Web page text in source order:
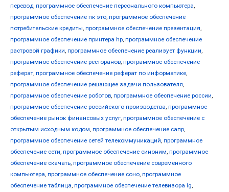
перевод, программное обеспечение персонального компьютера,
программное обеспечение пк это, программное обеспечение
потребительские кредиты, программное обеспечение презентация,
программное обеспечение принтера hp, программное обеспечение
растровой графики, программное обеспечение реализует функции,
программное обеспечение ресторанов, программное обеспечение
реферат, программное обеспечение реферат по информатике,
программное обеспечение решающее задачи пользователя,
программное обеспечение роботов, программное обеспечение россии,
программное обеспечение российского производства, программное
обеспечение рынок финансовых услуг, программное обеспечение с
открытым исходным кодом, программное обеспечение сапр,
программное обеспечение сетей телекоммуникаций, программное
обеспечение сети, программное обеспечение синоним, программное
обеспечение скачать, программное обеспечение современного
компьютера, программное обеспечение соно, программное
обеспечение таблица, программное обеспечение телевизора lg,